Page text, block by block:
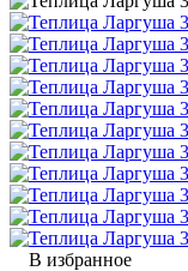
В избранное